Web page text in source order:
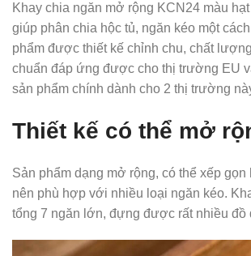
Khay chia ngăn mở rộng KCN24 màu
giúp phân chia hộc tủ, ngăn kéo một
phẩm được thiết kế chỉnh chu, chất
chuẩn đáp ứng được cho thị trường EU
sản phẩm chính dành cho 2 thị trường
Thiết kế có thể mở
Sản phẩm dạng mở rộng, có thể xếp gọn
nên phù hợp với nhiều loại ngăn kéo.
tổng 7 ngăn lớn, đựng được rất nhiều đồ